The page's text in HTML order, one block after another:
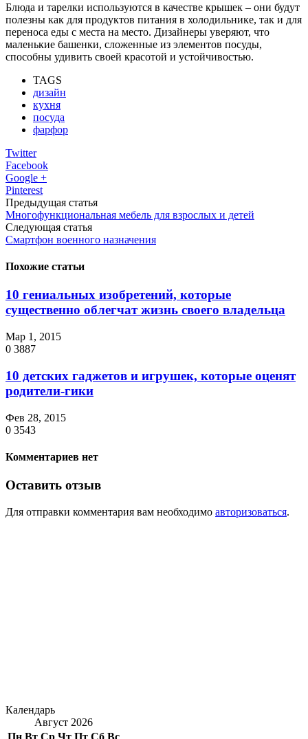
Блюда и тарелки используются в качестве крышек – они будут
полезны как для продуктов питания в холодильнике, так и для
переноса еды с места на место. Дизайнеры уверяют, что
маленькие башенки, сложенные из элементов посуды,
способны удивить своей красотой и устойчивостью.
TAGS
дизайн
кухня
посуда
фарфор
Twitter
Facebook
Google +
Pinterest
Предыдущая статья
Многофункциональная мебель для взрослых и детей
Следующая статья
Смартфон военного назначения
Похожие статьи
10 гениальных изобретений, которые
существенно облегчат жизнь своего владельца
Мар 1, 2015
0 3887
10 детских гаджетов и игрушек, которые оценят
родители-гики
Фев 28, 2015
0 3543
Комментариев нет
Оставить отзыв
Для отправки комментария вам необходимо авторизоваться.
Календарь
Август 2026
Пн Вт Ср Чт Пт Сб Вс